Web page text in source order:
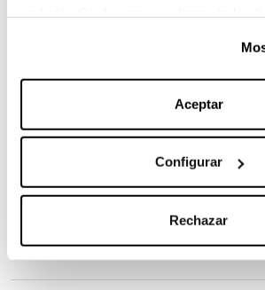
información sobre el uso de cookies y
nuestraPolítica de Cookies.
Aceptar
Configurar
Rechazar
Características
Versión: A 250 e con
Color: